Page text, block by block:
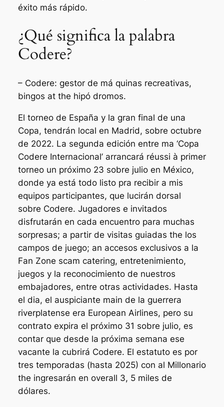
éxito más rápido.
¿Qué significa la palabra
Codere?
– Codere: gestor de má quinas recreativas,
bingos at the hipó dromos.
El torneo de España y la gran final de una
Copa, tendrán local en Madrid, sobre octubre
de 2022. La segunda edición entre ma ‘Copa
Codere Internacional’ arrancará réussi à primer
torneo un próximo 23 sobre julio en México,
donde ya está todo listo pra recibir a mis
equipos participantes, que lucirán dorsal
sobre Codere. Jugadores e invitados
disfrutarán en cada encuentro para muchas
sorpresas; a partir de visitas guiadas the los
campos de juego; an accesos exclusivos a la
Fan Zone scam catering, entretenimiento,
juegos y la reconocimiento de nuestros
embajadores, entre otras actividades. Hasta
el dia, el auspiciante main de la guerrera
riverplatense era European Airlines, pero su
contrato expira el próximo 31 sobre julio, es
contar que desde la próxima semana ese
vacante la cubrirá Codere. El estatuto es por
tres temporadas (hasta 2025) con al Millonario
the ingresarán en overall 3, 5 miles de
dólares.